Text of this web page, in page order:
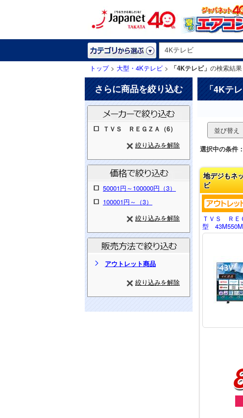
トップ> 大型・4Kテレビ > 「4Kテレビ」 の検索結果
さらに商品を絞り込む
ＴＶＳ ＲＥＧＺＡ（6）
絞り込みを解除
50001円～100000円（3）
100001円～（3）
絞り込みを解除
アウトレット商品
絞り込みを解除
「4Kテ
並び替え
選択中の条件：
地デジもネ
ビ
ＴＶＳ Ｒ
型 43M550M